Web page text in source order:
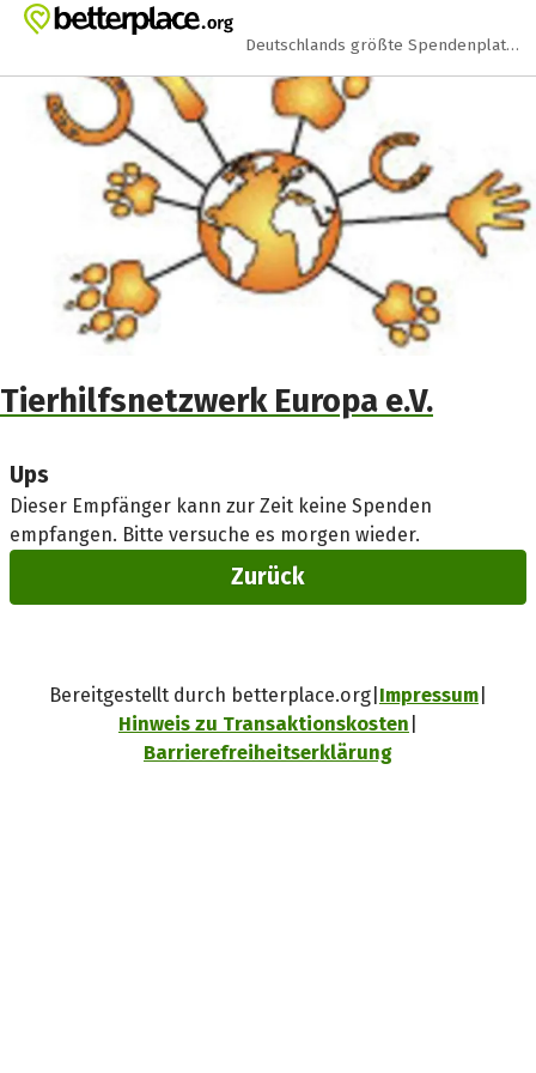
Zum Hauptinhalt springen
Erklärung zur Barrierefreiheit anzeigen
Deutschlands größte Spendenplattform
Tierhilfsnetzwerk Europa e.V.
Ups
Dieser Empfänger kann zur Zeit keine Spenden
empfangen. Bitte versuche es morgen wieder.
Zurück
Bereitgestellt durch betterplace.org Impressum
Hinweis zu Transaktionskosten
Barrierefreiheitserklärung